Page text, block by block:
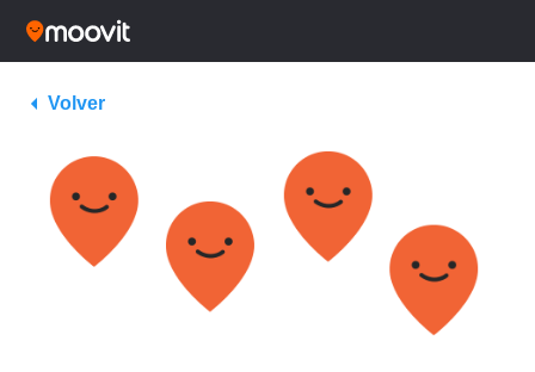
Volver